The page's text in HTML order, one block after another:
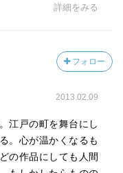
詳細をみる
フォロー
2013.02.09
江戸の町を舞台にし
。心が温かくなるも
の作品にしても人間